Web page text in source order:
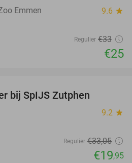
Emmen 9.6 star
Regulier €33
€25
bij SpIJS Zutphen
9.2 star
Regulier €33,05
€19,95